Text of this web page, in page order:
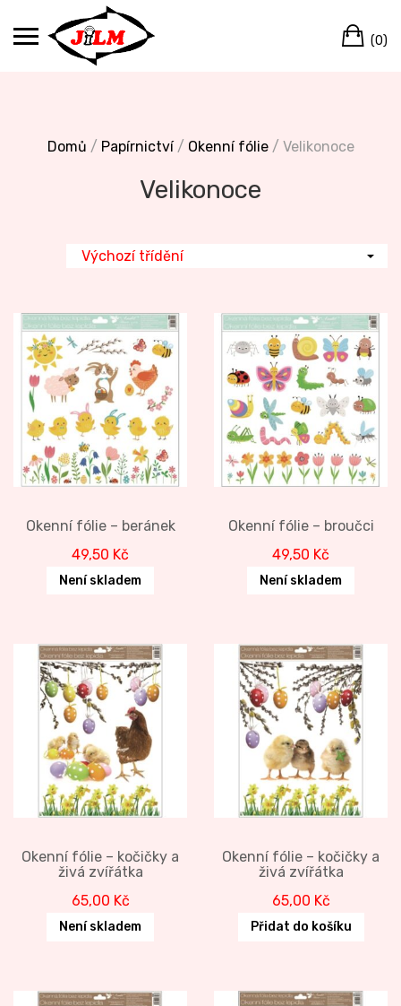
(0)
Domů / Papírnictví/ Okenní fólie/ Velikonoce
Velikonoce
Okenní fólie – beránek
49,50 Kč
Není skladem
Okenní fólie – broučci
49,50 Kč
Není skladem
Okenní fólie – kočičky a
živá zvířátka
65,00 Kč
Není skladem
Okenní fólie – kočičky a
živá zvířátka
65,00 Kč
Přidat do košíku